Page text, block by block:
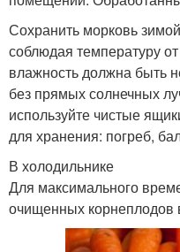
Сохранить морковь
соблюдая температуру
влажность должна быть
без прямых солнечных
используйте чистые
для хранения: погреб,
В холодильнике
Для максимального
очищенных корнеплодов